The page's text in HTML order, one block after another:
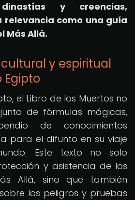
y creencias,
relevancia como una guía
Más Allá.
y espiritual
Egipto
el Libro de los Muertos no
de fórmulas mágicas,
de conocimientos
para el difunto en su viaje
Este texto no solo
y asistencia de los
Allá, sino que también
los peligros y pruebas